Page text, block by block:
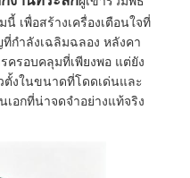
เพื่อสร้างเครื่องเตือนใจที่
กำลังเฉลิมฉลอง หลังคา
ครอบคลุมที่เพียงพอ แต่ยัง
งในขนาดที่โดดเด่นและ
เอกที่น่าจดจำอย่างแท้จริง